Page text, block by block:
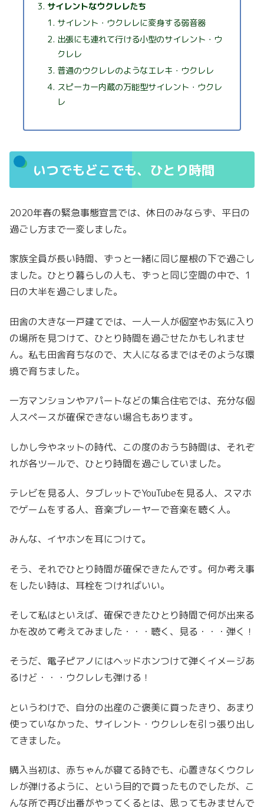
サイレントなウクレレたち
サイレント・ウクレレに変身する弱音器
出張にも連れて行ける小型のサイレント・ウ
クレレ
普通のウクレレのようなエレキ・ウクレレ
スピーカー内蔵の万能型サイレント・ウクレ
レ
いつでもどこでも、ひとり時間
2020年春の緊急事態宣言では、休日のみならず、平日の
過ごし方まで一変しました。
家族全員が長い時間、ずっと一緒に同じ屋根の下で過ごし
ました。ひとり暮らしの人も、ずっと同じ空間の中で、1
日の大半を過ごしました。
田舎の大きな一戸建てでは、一人一人が個室やお気に入り
の場所を見つけて、ひとり時間を過ごせたかもしれませ
ん。私も田舎育ちなので、大人になるまではそのような環
境で育ちました。
一方マンションやアパートなどの集合住宅では、充分な個
人スペースが確保できない場合もあります。
しかし今やネットの時代、この度のおうち時間は、それぞ
れが各ツールで、ひとり時間を過ごしていました。
テレビを見る人、タブレットでYouTubeを見る人、スマホ
でゲームをする人、音楽プレーヤーで音楽を聴く人。
みんな、イヤホンを耳につけて。
そう、それでひとり時間が確保できたんです。何か考え事
をしたい時は、耳栓をつければいい。
そして私はといえば、確保できたひとり時間で何が出来る
かを改めて考えてみました・・・聴く、見る・・・弾く！
そうだ、電子ピアノにはヘッドホンつけて弾くイメージあ
るけど・・・ウクレレも弾ける！
というわけで、自分の出産のご褒美に買ったきり、あまり
使っていなかった、サイレント・ウクレレを引っ張り出し
てきました。
購入当初は、赤ちゃんが寝てる時でも、心置きなくウクレ
レが弾けるように、という目的で買ったものでしたが、こ
んな所で再び出番がやってくるとは、思ってもみませんで